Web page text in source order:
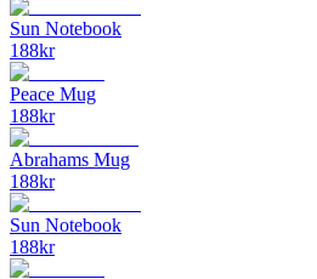
Sun Notebook
188kr
Peace Mug
188kr
Abrahams Mug
188kr
Sun Notebook
188kr